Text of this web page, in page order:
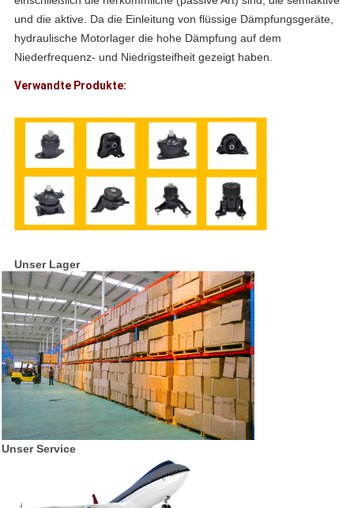
und die aktive. Da die Einleitung von flüssige Dämpfungsgeräte,
hydraulische Motorlager die hohe Dämpfung auf dem
Niederfrequenz- und Niedrigsteifheit gezeigt haben.
Verwandte Produkte:
Unser Lager
Unser Service